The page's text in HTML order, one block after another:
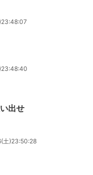
出せ
土)23:50:28